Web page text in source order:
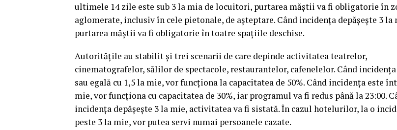
ultimele 14 zile este sub 3 la mia de locuitori, purtarea măștii va fi obligatorie în
aglomerate, inclusiv în cele pietonale, de așteptare. Când incidența depășește 3 la
purtarea măștii va fi obligatorie în toatre spațiile deschise.
Autoritățile au stabilit și trei scenarii de care depinde activitatea teatrelor,
cinematografelor, sălilor de spectacole, restaurantelor, cafenelelor. Când incidența
sau egală cu 1,5 la mie, vor funcționa la capacitatea de 50%. Când incidența este
mie, vor funcționa cu capacitatea de 30%, iar programul va fi redus până la 23:00.
incidența depășește 3 la mie, activitatea va fi sistată. În cazul hotelurilor, la o
peste 3 la mie, vor putea servi numai persoanele cazate.